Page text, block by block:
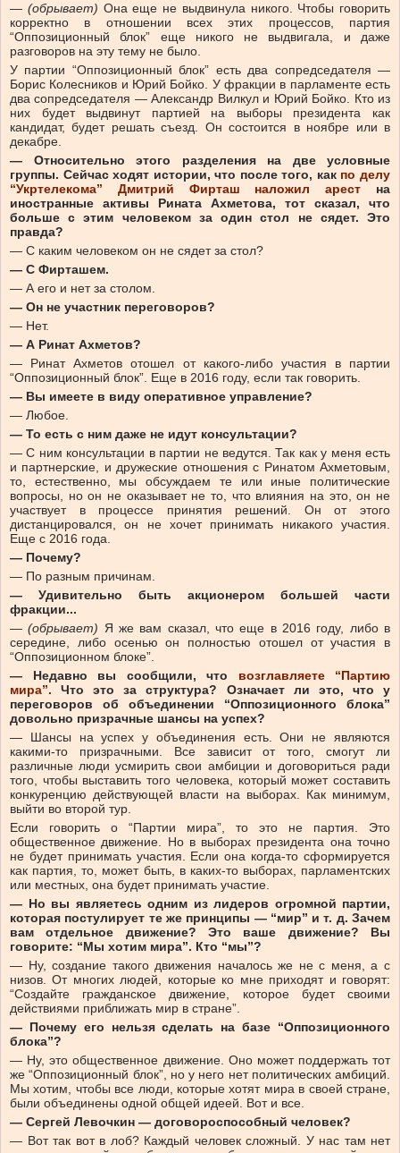
— (обрывает) Она еще не выдвинула никого. Чтобы говорить
корректно в отношении всех этих процессов, партия
“Оппозиционный блок” еще никого не выдвигала, и даже
разговоров на эту тему не было.
У партии “Оппозиционный блок” есть два сопредседателя —
Борис Колесников и Юрий Бойко. У фракции в парламенте есть
два сопредседателя — Александр Вилкул и Юрий Бойко. Кто из
них будет выдвинут партией на выборы президента как
кандидат, будет решать съезд. Он состоится в ноябре или в
декабре.
— Относительно этого разделения на две условные
группы. Сейчас ходят истории, что после того, как по делу
“Укртелекома” Дмитрий Фирташ наложил арест на
иностранные активы Рината Ахметова, тот сказал, что
больше с этим человеком за один стол не сядет. Это
правда?
— С каким человеком он не сядет за стол?
— С Фирташем.
— А его и нет за столом.
— Он не участник переговоров?
— Нет.
— А Ринат Ахметов?
— Ринат Ахметов отошел от какого-либо участия в партии
“Оппозиционный блок”. Еще в 2016 году, если так говорить.
— Вы имеете в виду оперативное управление?
— Любое.
— То есть с ним даже не идут консультации?
— С ним консультации в партии не ведутся. Так как у меня есть
и партнерские, и дружеские отношения с Ринатом Ахметовым,
то, естественно, мы обсуждаем те или иные политические
вопросы, но он не оказывает не то, что влияния на это, он не
участвует в процессе принятия решений. Он от этого
дистанцировался, он не хочет принимать никакого участия.
Еще с 2016 года.
— Почему?
— По разным причинам.
— Удивительно быть акционером большей части
фракции...
—(обрывает) Я же вам сказал, что еще в 2016 году, либо в
середине, либо осенью он полностью отошел от участия в
“Оппозиционном блоке”.
— Недавно вы сообщили, что возглавляете “Партию
мира”.Что это за структура? Означает ли это, что у
переговоров об объединении “Оппозиционного блока”
довольно призрачные шансы на успех?
— Шансы на успех у объединения есть. Они не являются
какими-то призрачными. Все зависит от того, смогут ли
различные люди усмирить свои амбиции и договориться ради
того, чтобы выставить того человека, который может составить
конкуренцию действующей власти на выборах. Как минимум,
выйти во второй тур.
Если говорить о “Партии мира”, то это не партия. Это
общественное движение. Но в выборах президента она точно
не будет принимать участия. Если она когда-то сформируется
как партия, то, может быть, в каких-то выборах, парламентских
или местных, она будет принимать участие.
— Но вы являетесь одним из лидеров огромной партии,
которая постулирует те же принципы — “мир” и т. д. Зачем
вам отдельное движение? Это ваше движение? Вы
говорите: “Мы хотим мира”. Кто “мы”?
— Ну, создание такого движения началось же не с меня, а с
низов. От многих людей, которые ко мне приходят и говорят:
“Создайте гражданское движение, которое будет своими
действиями приближать мир в стране”.
— Почему его нельзя сделать на базе “Оппозиционного
блока”?
— Ну, это общественное движение. Оно может поддержать тот
же “Оппозиционный блок”, но у него нет политических амбиций.
Мы хотим, чтобы все люди, которые хотят мира в своей стране,
были объединены одной общей идеей. Вот и все.
— Сергей Левочкин — договороспособный человек?
— Вот так вот в лоб? Каждый человек сложный. У нас там нет